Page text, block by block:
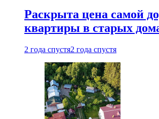
Раскрыта цена самой
квартиры в старых
2 года спустя2 года спустя